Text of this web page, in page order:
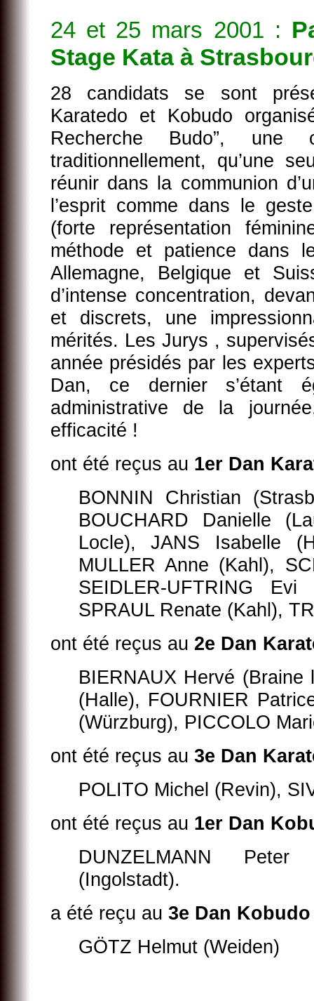
24 et 25 mars 2001 :
Stage Kata à
28 candidats se sont
Karatedo et Kobudo
Recherche Budo”,
traditionnellement, qu’une
réunir dans la communion
l’esprit comme dans le
(forte représentation
méthode et patience dans
Allemagne, Belgique et
d’intense concentration,
et discrets, une
mérités. Les Jurys ,
année présidés par les
Dan, ce dernier s’étant
administrative de la
efficacité !
ont été reçus au 1er Dan
BONNIN Christian
BOUCHARD Danielle
Locle), JANS Isabelle
MULLER Anne (Kahl),
SEIDLER-UFTRING
SPRAUL Renate (Kahl),
ont été reçus au 2e Dan
BIERNAUX Hervé (Braine
(Halle), FOURNIER
(Würzburg), PICCOLO
ont été reçus au 3e Dan
POLITO Michel (Revin),
ont été reçus au 1er Dan
DUNZELMANN
(Ingolstadt).
a été reçu au 3e Dan Kobudo
GÖTZ Helmut (Weiden)